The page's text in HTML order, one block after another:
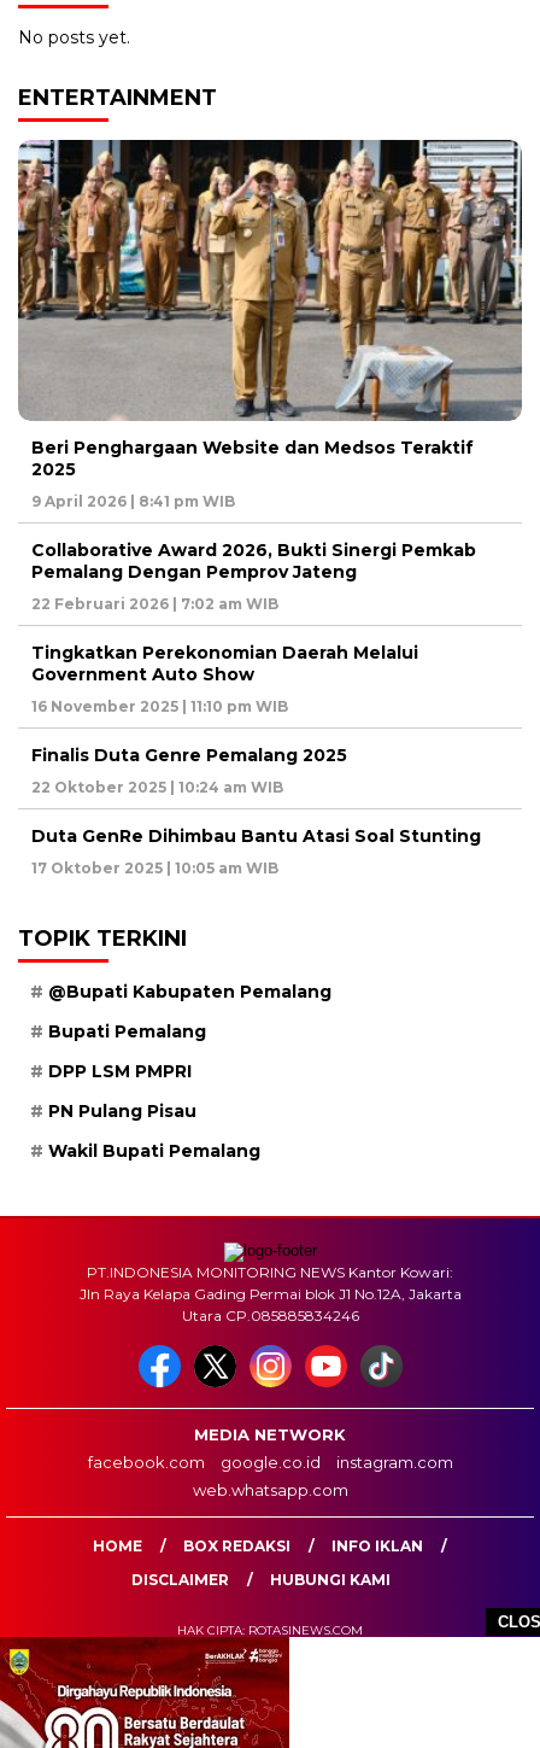
No posts yet.
ENTERTAINMENT
Beri Penghargaan Website dan Medsos Teraktif
2025
9 April 2026 | 8:41 pm WIB
Collaborative Award 2026, Bukti Sinergi Pemkab
Pemalang Dengan Pemprov Jateng
22 Februari 2026 | 7:02 am WIB
Tingkatkan Perekonomian Daerah Melalui
Government Auto Show
16 November 2025 | 11:10 pm WIB
Finalis Duta Genre Pemalang 2025
22 Oktober 2025 | 10:24 am WIB
Duta GenRe Dihimbau Bantu Atasi Soal Stunting
17 Oktober 2025 | 10:05 am WIB
TOPIK TERKINI
@Bupati Kabupaten Pemalang
Bupati Pemalang
DPP LSM PMPRI
PN Pulang Pisau
Wakil Bupati Pemalang
PT.INDONESIA MONITORING NEWS Kantor Kowari:
Jln Raya Kelapa Gading Permai blok J1 No.12A, Jakarta
Utara CP.085885834246
MEDIA NETWORK
facebook.com
google.co.id
instagram.com
web.whatsapp.com
HOME BOX REDAKSI
INFO IKLAN
DISCLAIMER
HUBUNGI KAMI
HAK CIPTA: ROTASINEWS.COM